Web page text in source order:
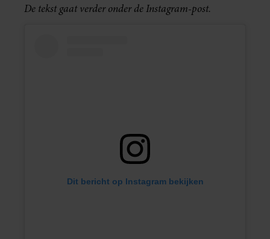
De tekst gaat verder onder de Instagram-post.
Dit bericht op Instagram bekijken